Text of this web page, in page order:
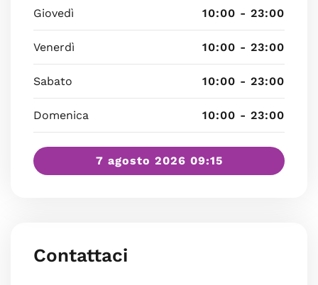
Giovedì 10:00 - 23:00
Venerdì 10:00 - 23:00
Sabato 10:00 - 23:00
Domenica 10:00 - 23:00
7 agosto 2026 09:15
Contattaci